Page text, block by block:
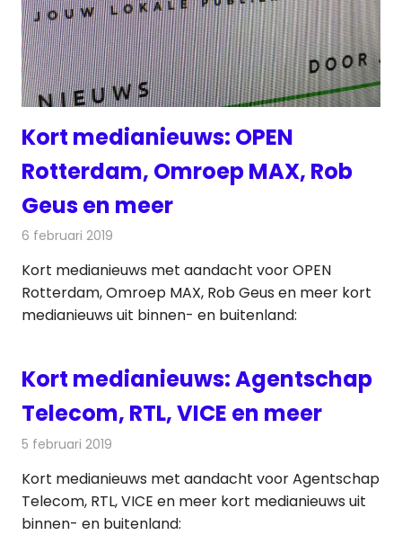
Kort medianieuws: OPEN
Rotterdam, Omroep MAX, Rob
Geus en meer
6 februari 2019
Kort medianieuws met aandacht voor OPEN
Rotterdam, Omroep MAX, Rob Geus en meer kort
medianieuws uit binnen- en buitenland:
Kort medianieuws: Agentschap
Telecom, RTL, VICE en meer
5 februari 2019
Kort medianieuws met aandacht voor Agentschap
Telecom, RTL, VICE en meer kort medianieuws uit
binnen- en buitenland: